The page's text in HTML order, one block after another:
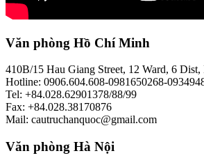
Văn phòng Hồ Chí Minh
410B/15 Hau Giang Street, 12 Ward, 6
Hotline: 0906.604.608-0981650268-
Tel: +84.028.62901378/88/99
Fax: +84.028.38170876
Mail: cautruchanquoc@gmail.com
Văn phòng Hà Nội